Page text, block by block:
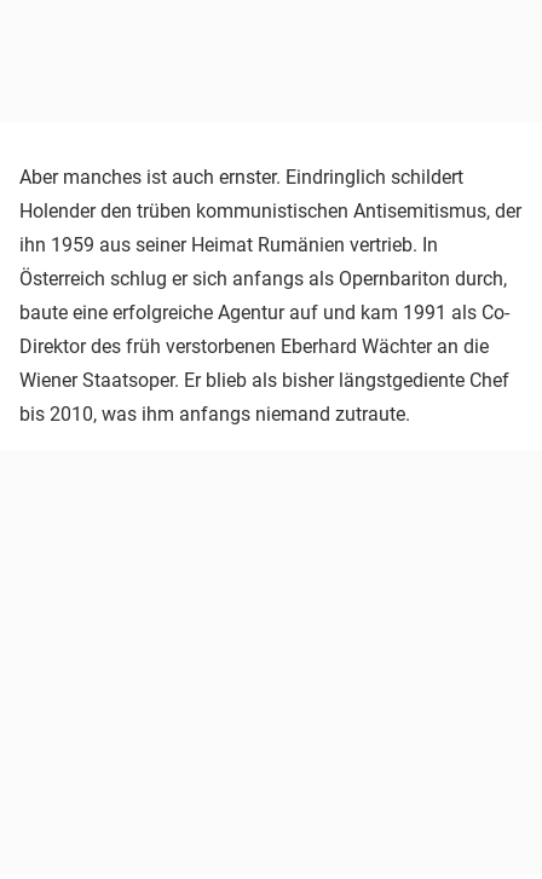
Aber manches ist auch ernster. Eindringlich schildert
Holender den trüben kommunistischen Antisemitismus, der
ihn 1959 aus seiner Heimat Rumänien vertrieb. In
Österreich schlug er sich anfangs als Opernbariton durch,
baute eine erfolgreiche Agentur auf und kam 1991 als Co-
Direktor des früh verstorbenen Eberhard Wächter an die
Wiener Staatsoper. Er blieb als bisher längstgediente Chef
bis 2010, was ihm anfangs niemand zutraute.